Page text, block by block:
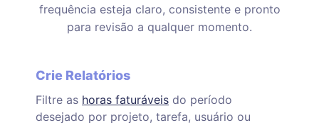
frequência esteja claro, consistente e pronto
para revisão a qualquer momento.
Crie Relatórios
Filtre as horas faturáveis do período
desejado por projeto, tarefa, usuário ou